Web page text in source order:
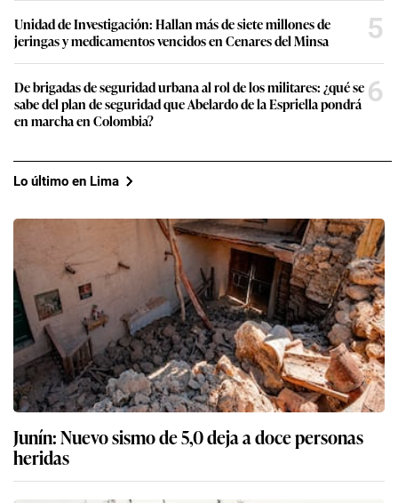
Unidad de Investigación: Hallan más de siete millones de
jeringas y medicamentos vencidos en Cenares del Minsa
5
De brigadas de seguridad urbana al rol de los militares: ¿qué se
sabe del plan de seguridad que Abelardo de la Espriella pondrá
en marcha en Colombia?
6
Lo último en Lima
Junín: Nuevo sismo de 5,0 deja a doce personas
heridas